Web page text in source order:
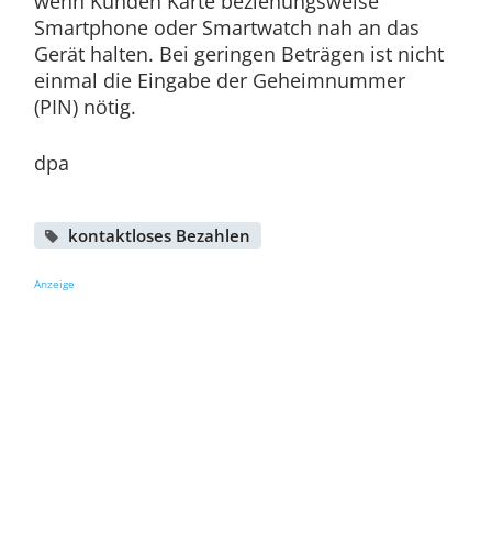
Smartphone oder Smartwatch nah an das
Gerät halten. Bei geringen Beträgen ist nicht
einmal die Eingabe der Geheimnummer
(PIN) nötig.
dpa
kontaktloses Bezahlen
Anzeige